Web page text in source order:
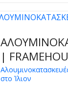
|
στο Ίλιον